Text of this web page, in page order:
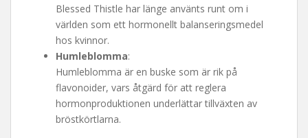
Blessed Thistle har länge använts runt om i
världen som ett hormonellt balanseringsmedel
hos kvinnor.
Humleblomma:
Humleblomma är en buske som är rik på
flavonoider, vars åtgärd för att reglera
hormonproduktionen underlättar tillväxten av
bröstkörtlarna.